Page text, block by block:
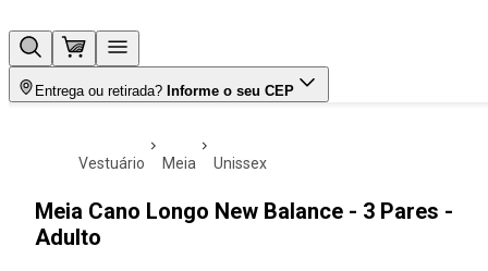
Entrega ou retirada? Informe o seu CEP
vestuário meia unissex
Meia Cano Longo New Balance - 3 Pares -
Adulto